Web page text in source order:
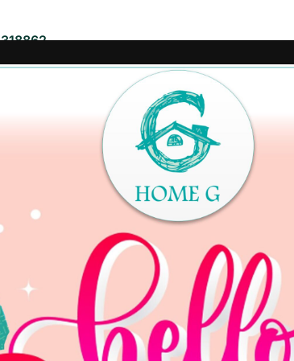
Είδη ΔιακόσμησηςΕίδη Κουζίνας
Εργαλεία Κουζίνας Σουρωτήρι